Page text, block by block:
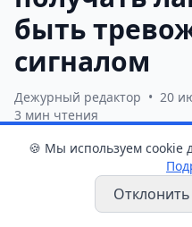
быть
сигналом
Дежурный редактор • 20
3 мин чтения
Ученые нашли
и жаждой лайков.
🍪 Мы используем cookie
Отклонить